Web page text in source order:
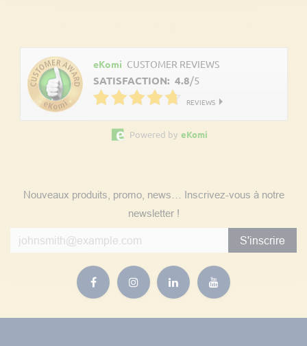
eKomi CUSTOMER REVIEWS
SATISFACTION: 4.8/5
REVIEWS
Powered by eKomi
Nouveaux produits, promo, news… Inscrivez-vous à notre
newsletter !
S'inscrire